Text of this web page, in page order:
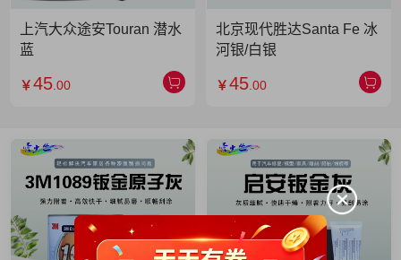
上汽大众途安Touran 潜水
蓝
￥45 .00
北京现代胜达Santa Fe 冰
河银/白银
￥45 .00